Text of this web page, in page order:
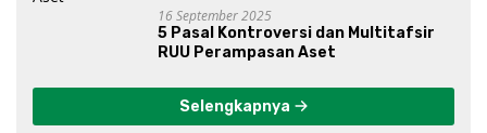
16 September 2025
5 Pasal Kontroversi dan Multitafsir
RUU Perampasan Aset
Selengkapnya